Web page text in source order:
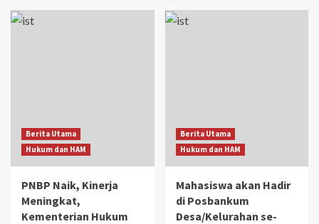
Berita Utama
Hukum dan HAM
PNBP Naik, Kinerja
Meningkat,
Kementerian Hukum
Berita Utama
Hukum dan HAM
Mahasiswa akan Hadir
di Posbankum
Desa/Kelurahan se-